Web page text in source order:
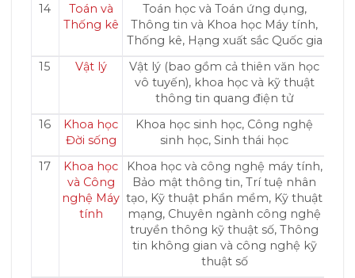
14
Toán và
Thống kê
Toán học và Toán ứng dụng,
Thông tin và Khoa học Máy tính,
Thống kê, Hạng xuất sắc Quốc gia
15
Vật lý
Vật lý (bao gồm cả thiên văn học
vô tuyến), khoa học và kỹ thuật
thông tin quang điện tử
16
Khoa học
Đời sống
Khoa học sinh học, Công nghệ
sinh học, Sinh thái học
17
Khoa học
và Công
nghệ Máy
tính
Khoa học và công nghệ máy tính,
Bảo mật thông tin, Trí tuệ nhân
tạo, Kỹ thuật phần mềm, Kỹ thuật
mạng, Chuyên ngành công nghệ
truyền thông kỹ thuật số, Thông
tin không gian và công nghệ kỹ
thuật số